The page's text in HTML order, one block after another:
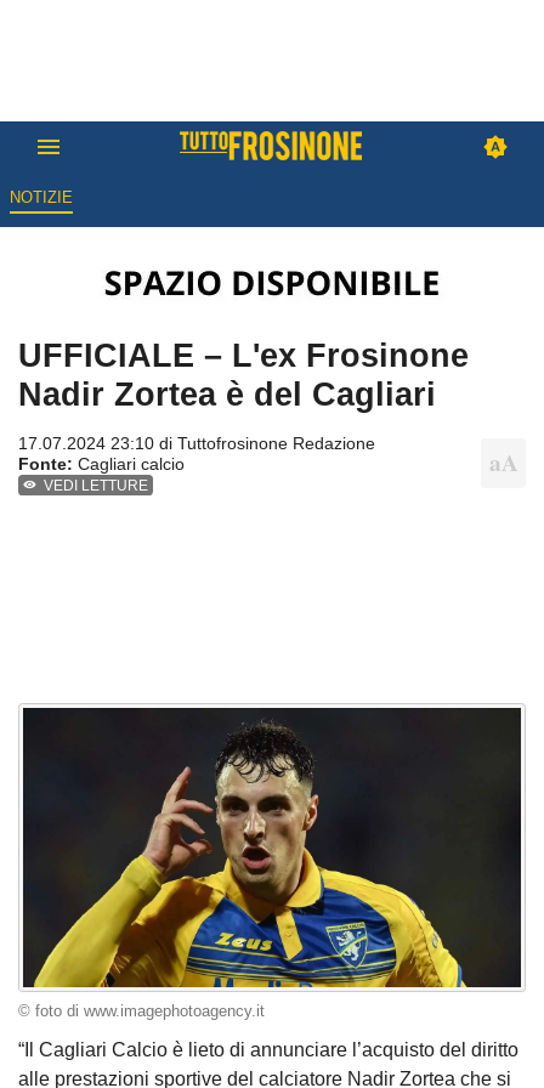
NOTIZIE
UFFICIALE – L'ex Frosinone
Nadir Zortea è del Cagliari
17.07.2024 23:10 di Tuttofrosinone Redazione
Fonte: Cagliari calcio
VEDI LETTURE
© foto di www.imagephotoagency.it
“Il Cagliari Calcio è lieto di annunciare l’acquisto del diritto
alle prestazioni sportive del calciatore Nadir Zortea che si